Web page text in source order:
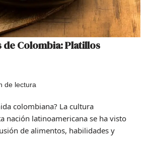
Colombia: Platillos
de lectura
colombiana? La cultura
nación latinoamericana se ha visto
de alimentos, habilidades y